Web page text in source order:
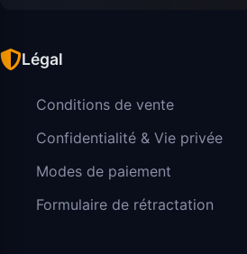
Légal
Conditions de vente
Confidentialité & Vie privée
Modes de paiement
Formulaire de rétractation